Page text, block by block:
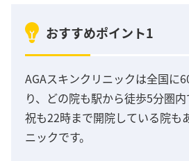
おすすめポイント1
AGAスキンクリニックは全国に
り、どの院も駅から徒歩5分圏
祝も22時まで開院している院も
ニックです。